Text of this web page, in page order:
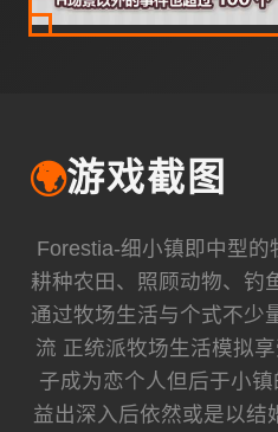
🌍游戏截图
Forestia-细小镇即中型
耕种农田、照顾动物、钓
通过牧场生活与个式不少
流 正统派牧场生活模拟
子成为恋个人但后于小
益出深入后依然或是以结